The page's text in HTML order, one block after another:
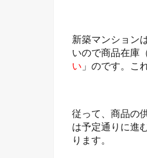
新築マンション
いので商品在庫
い 」のです。こ
従って、商品の
は予定通りに進
ります。